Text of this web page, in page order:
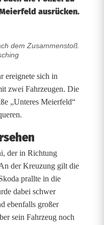
ausrücken.
dem Zusammenstoß.
ereignete sich in
zwei Fahrzeugen. Die
„Unteres Meierfeld“
der in Richtung
der Kreuzung gilt die
prallte in die
dabei schwer
ebenfalls großer
sein Fahrzeug noch